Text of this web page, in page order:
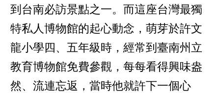
到台南必訪景點之一。而這座台灣最獨
特私人博物館的起心動念，萌芽於許文
龍小學四、五年級時，經常到臺南州立
教育博物館免費參觀，每每看得興味盎
然、流連忘返，當時他就許下一個心